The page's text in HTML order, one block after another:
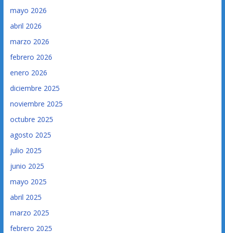
mayo 2026
abril 2026
marzo 2026
febrero 2026
enero 2026
diciembre 2025
noviembre 2025
octubre 2025
agosto 2025
julio 2025
junio 2025
mayo 2025
abril 2025
marzo 2025
febrero 2025